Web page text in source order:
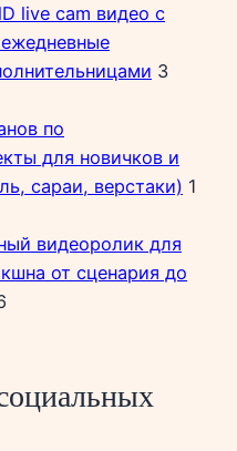
live cam видео с
3
по
для новичков и
сараи, верстаки) 1
видеоролик для
от сценария до